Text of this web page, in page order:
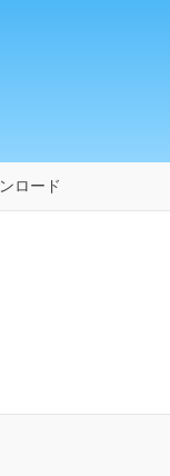
ロード
ロード